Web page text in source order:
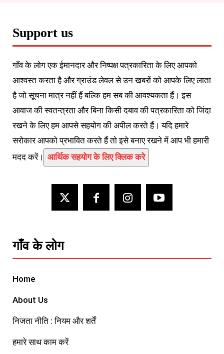
Support us
गाँव के लोग एक ईमानदार और निष्पक्ष पत्रकारिता के लिए आपको
आश्वस्त करता है और ग्राउंड लेवल से उन खबरों को आपके लिए लाता
है जो सूचना मात्र नहीं हैं बल्कि हम सब की आवश्यकता हैं। इस
आवाज की स्वतन्त्रता और बिना किसी दबाव की पत्रकारिता को जिंदा
रखने के लिए हम आपसे सहयोग की अपील करते हैं। यदि हमारे
सरोकार आपको प्रभावित करते हैं तो इसे बनाए रखने में आप भी हमारी
मदद करें। आर्थिक सहयोग के लिए क्लिक करे
गाँव के लोग
Home
About Us
निजता नीति : नियम और शर्तें
हमारे साथ काम करें